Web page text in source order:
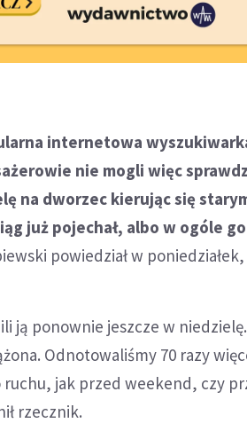
internetowa
nie mogli więc
na dworzec kierując się
już pojechał, albo w ogóle
powiedział w
ją ponownie jeszcze w
Odnotowaliśmy 70 razy
jak przed weekend, czy
rzecznik.